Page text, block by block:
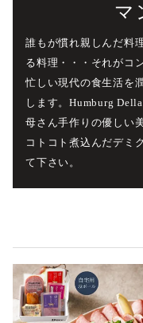
マ
誰もが慣れ親しんだ料
る料理・・・それがコ
忙しい現代の食生活を
します。Humburg
母さん手作りの優しい
コトコト煮込んだデミ
て下さい。